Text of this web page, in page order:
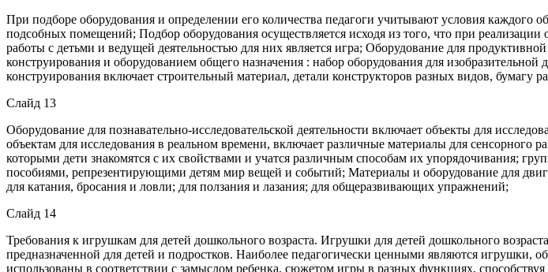
При подборе оборудования и определении его количества педагоги учитывают условия каждого
подсобных помещений; Подбор оборудования осуществляется исходя из того, что при
работы с детьми и ведущей деятельностью для них является игра; Оборудование для
конструирования и оборудованием общего назначения : набор оборудования для
конструирования включает строительный материал, детали конструкторов разных видов,
Слайд 13
Оборудование для познавательно-исследовательской деятельности включает объекты для
объектам для исследования в реальном времени, включает различные материалы для
которыми дети знакомятся с их свойствами и учатся различным способам их упорядочивания;
пособиями, репрезентирующими детям мир вещей и событий; Материалы и оборудование для
для катания, бросания и ловли; для ползания и лазания; для общеразвивающих упражнений;
Слайд 14
Требования к игрушкам для детей дошкольного возраста. Игрушки для детей дошкольного
предназначенной для детей и подростков. Наиболее педагогически ценными являются
использованы в соответствии с замыслом ребенка, сюжетом игры в разных функциях,